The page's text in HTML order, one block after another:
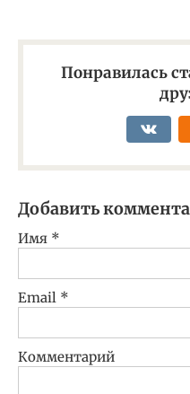
Понравилась
Добавить
Имя *
Email *
Комментарий